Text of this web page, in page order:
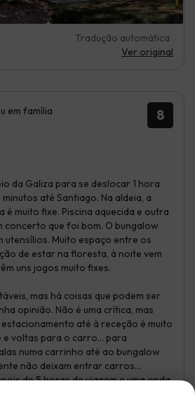
Tradução automática
Ver original
8
em família
da Galiza para se deslocar 1 hora
até Santiago. Na aldeia, a
é muito fixe. Piscina aquecida e outra
concerto que foi bom. O bungalow
utensílios. Muito espaço entre os
de estar na floresta, à noite vem
uns jogos muito fixes.
mas há coisas que podem ser
opinião. Não é uma crítica, mas
até à receção é muito
e voltas para o carro... para
numa carrinho até ao bungalow
não deixam entrar carros...
de 5 horas de viagem e uma onda